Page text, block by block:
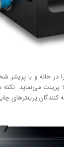
در خانه و با
پرینت می‌نماید.
کنندگان